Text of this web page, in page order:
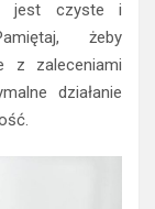
jest czyste i
żeby
z zaleceniami
działanie